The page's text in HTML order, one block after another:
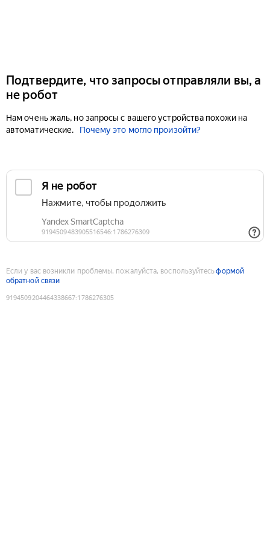
Подтвердите, что запросы отправляли вы, а
не робот
Нам очень жаль, но запросы с вашего устройства похожи на
автоматические.
Почему это могло произойти?
Если у вас возникли проблемы, пожалуйста, воспользуйтесьформой
обратной связи
9194509204464338667:1786276305